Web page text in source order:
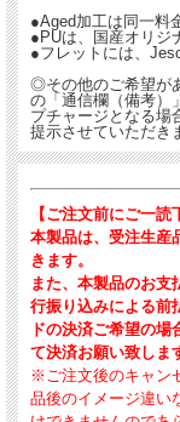
●Aged加工は同一料
●PUは、国産オリジ
●フレットには、
◎その他のご希望が
の「通信欄（備考）
プチャージとなる場
提示させていただき
【ご注文前にご一読
本製品は、受注生産
きます。
また、本製品のお支
行振り込みによる前
ドの決済ご希望の
て決済お願い致しま
※ご注文後のキャン
品後のイメージ違い